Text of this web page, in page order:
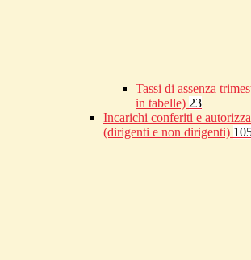
Tassi di assenza
in tabelle) 23
Incarichi conferiti e
(dirigenti e non dirigenti)